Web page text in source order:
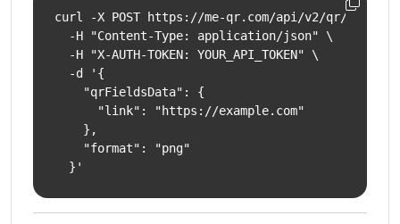
curl -X POST https://me-qr.com/api/v2/qr/link/
  -H "Content-Type: application/json" \
  -H "X-AUTH-TOKEN: YOUR_API_TOKEN" \
  -d '{
    "qrFieldsData": {
      "link": "https://example.com"
    },
    "format": "png"
  }'